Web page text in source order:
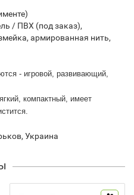
/ ПВХ (под заказ),
армированная нить,
- игровой, развивающий,
компактный, имеет
Украина